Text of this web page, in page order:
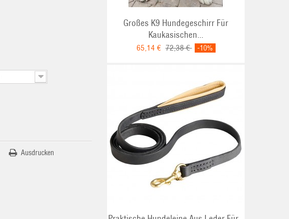
Ausdrucken
Großes K9 Hundegeschirr Für
Kaukasischen...
65,14 € 72,38 € -10%